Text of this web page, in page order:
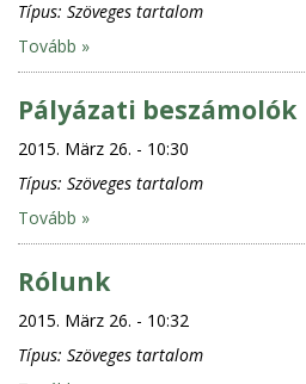
Típus: Szöveges tartalom
Tovább »
Pályázati beszámolók
2015. März 26. - 10:30
Típus: Szöveges tartalom
Tovább »
Rólunk
2015. März 26. - 10:32
Típus: Szöveges tartalom